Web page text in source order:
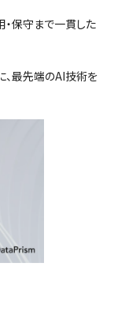
・保守まで一貫した
、最先端のAI技術を